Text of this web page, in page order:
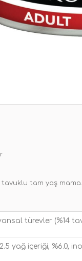
tam yaş mama.
türevler (%14
yağ içeriği, %6.0,